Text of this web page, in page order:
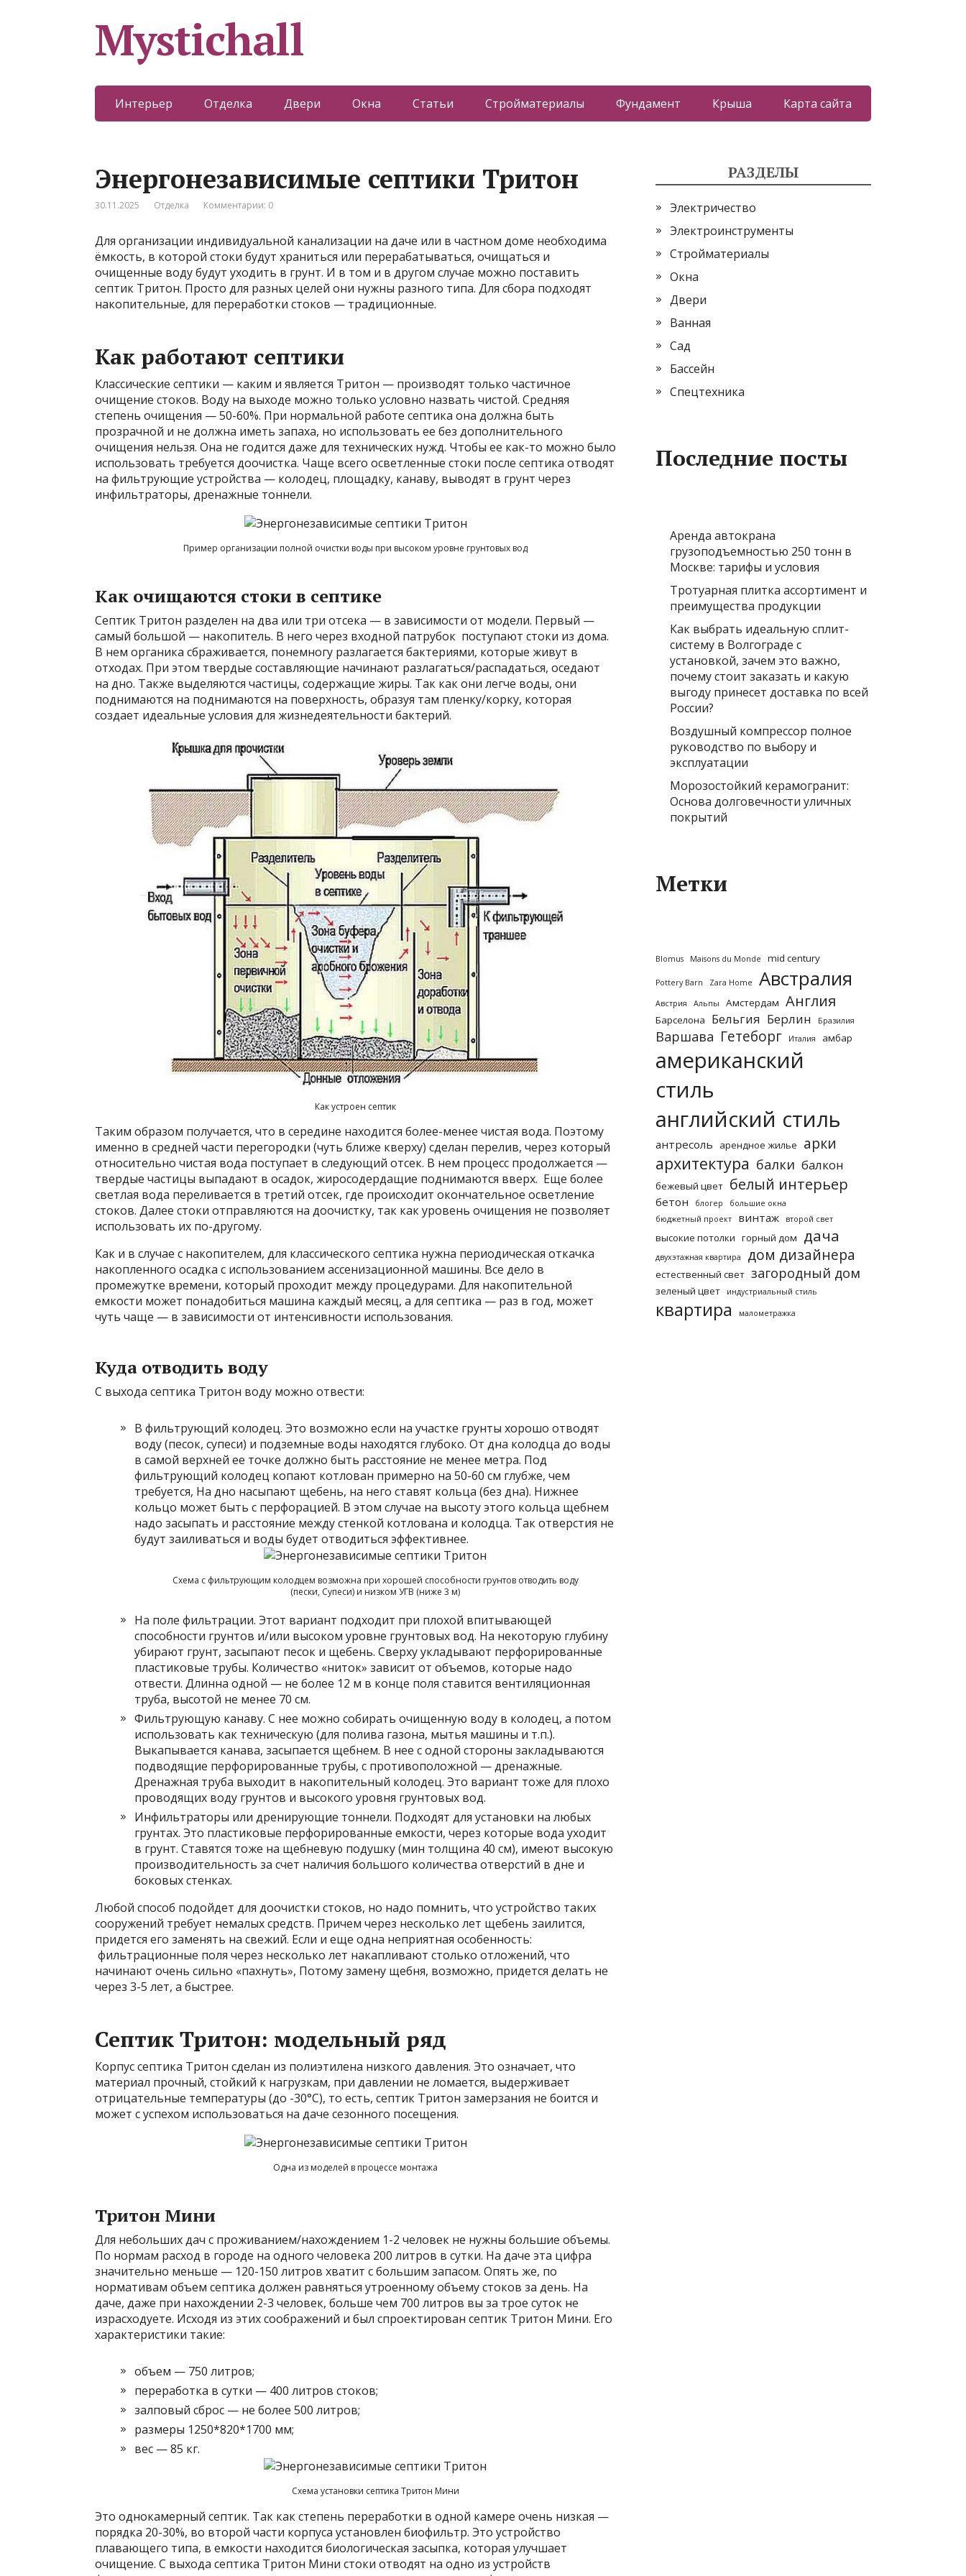
Mystichall
Интерьер Отделка Двери Окна Статьи Стройматериалы Фундамент Крыша Карта сайта
Энергонезависимые септики Тритон
30.11.2025 Отделка Комментарии: 0
Для организации индивидуальной канализации на даче или в частном доме необходима
ёмкость, в которой стоки будут храниться или перерабатываться, очищаться и
очищенные воду будут уходить в грунт. И в том и в другом случае можно поставить
септик Тритон. Просто для разных целей они нужны разного типа. Для сбора подходят
накопительные, для переработки стоков — традиционные.
Как работают септики
Классические септики — каким и является Тритон — производят только частичное
очищение стоков. Воду на выходе можно только условно назвать чистой. Средняя
степень очищения — 50-60%. При нормальной работе септика она должна быть
прозрачной и не должна иметь запаха, но использовать ее без дополнительного
очищения нельзя. Она не годится даже для технических нужд. Чтобы ее как-то можно было
использовать требуется доочистка. Чаще всего осветленные стоки после септика отводят
на фильтрующие устройства — колодец, площадку, канаву, выводят в грунт через
инфильтраторы, дренажные тоннели.
Пример организации полной очистки воды при высоком уровне грунтовых вод
Как очищаются стоки в септике
Септик Тритон разделен на два или три отсека — в зависимости от модели. Первый —
самый большой — накопитель. В него через входной патрубок поступают стоки из дома.
В нем органика сбраживается, понемногу разлагается бактериями, которые живут в
отходах. При этом твердые составляющие начинают разлагаться/распадаться, оседают
на дно. Также выделяются частицы, содержащие жиры. Так как они легче воды, они
поднимаются на поднимаются на поверхность, образуя там пленку/корку, которая
создает идеальные условия для жизнедеятельности бактерий.
Как устроен септик
Таким образом получается, что в середине находится более-менее чистая вода. Поэтому
именно в средней части перегородки (чуть ближе кверху) сделан перелив, через который
относительно чистая вода поступает в следующий отсек. В нем процесс продолжается —
твердые частицы выпадают в осадок, жиросодердащие поднимаются вверх. Еще более
светлая вода переливается в третий отсек, где происходит окончательное осветление
стоков. Далее стоки отправляются на доочистку, так как уровень очищения не позволяет
использовать их по-другому.
Как и в случае с накопителем, для классического септика нужна периодическая откачка
накопленного осадка с использованием ассенизационной машины. Все дело в
промежутке времени, который проходит между процедурами. Для накопительной
емкости может понадобиться машина каждый месяц, а для септика — раз в год, может
чуть чаще — в зависимости от интенсивности использования.
Куда отводить воду
С выхода септика Тритон воду можно отвести:
В фильтрующий колодец. Это возможно если на участке грунты хорошо отводят
воду (песок, супеси) и подземные воды находятся глубоко. От дна колодца до воды
в самой верхней ее точке должно быть расстояние не менее метра. Под
фильтрующий колодец копают котлован примерно на 50-60 см глубже, чем
требуется, На дно насыпают щебень, на него ставят кольца (без дна). Нижнее
кольцо может быть с перфорацией. В этом случае на высоту этого кольца щебнем
надо засыпать и расстояние между стенкой котлована и колодца. Так отверстия не
будут заиливаться и воды будет отводиться эффективнее.
Схема с фильтрующим колодцем возможна при хорошей способности грунтов отводить воду
(пески, Супеси) и низком УГВ (ниже 3 м)
На поле фильтрации. Этот вариант подходит при плохой впитывающей
способности грунтов и/или высоком уровне грунтовых вод. На некоторую глубину
убирают грунт, засыпают песок и щебень. Сверху укладывают перфорированные
пластиковые трубы. Количество «ниток» зависит от объемов, которые надо
отвести. Длинна одной — не более 12 м в конце поля ставится вентиляционная
труба, высотой не менее 70 см.
Фильтрующую канаву. С нее можно собирать очищенную воду в колодец, а потом
использовать как техническую (для полива газона, мытья машины и т.п.).
Выкапывается канава, засыпается щебнем. В нее с одной стороны закладываются
подводящие перфорированные трубы, с противоположной — дренажные.
Дренажная труба выходит в накопительный колодец. Это вариант тоже для плохо
проводящих воду грунтов и высокого уровня грунтовых вод.
Инфильтраторы или дренирующие тоннели. Подходят для установки на любых
грунтах. Это пластиковые перфорированные емкости, через которые вода уходит
в грунт. Ставятся тоже на щебневую подушку (мин толщина 40 см), имеют высокую
производительность за счет наличия большого количества отверстий в дне и
боковых стенках.
Любой способ подойдет для доочистки стоков, но надо помнить, что устройство таких
сооружений требует немалых средств. Причем через несколько лет щебень заилится,
придется его заменять на свежий. Если и еще одна неприятная особенность:
фильтрационные поля через несколько лет накапливают столько отложений, что
начинают очень сильно «пахнуть», Потому замену щебня, возможно, придется делать не
через 3-5 лет, а быстрее.
Септик Тритон: модельный ряд
Корпус септика Тритон сделан из полиэтилена низкого давления. Это означает, что
материал прочный, стойкий к нагрузкам, при давлении не ломается, выдерживает
отрицательные температуры (до -30°C), то есть, септик Тритон замерзания не боится и
может с успехом использоваться на даче сезонного посещения.
Одна из моделей в процессе монтажа
Тритон Мини
Для небольших дач с проживанием/нахождением 1-2 человек не нужны большие объемы.
По нормам расход в городе на одного человека 200 литров в сутки. На даче эта цифра
значительно меньше — 120-150 литров хватит с большим запасом. Опять же, по
нормативам объем септика должен равняться утроенному объему стоков за день. На
даче, даже при нахождении 2-3 человек, больше чем 700 литров вы за трое суток не
израсходуете. Исходя из этих соображений и был спроектирован септик Тритон Мини. Его
характеристики такие:
объем — 750 литров;
переработка в сутки — 400 литров стоков;
залповый сброс — не более 500 литров;
размеры 1250*820*1700 мм;
вес — 85 кг.
Схема установки септика Тритон Мини
Это однокамерный септик. Так как степень переработки в одной камере очень низкая —
порядка 20-30%, во второй части корпуса установлен биофильтр. Это устройство
плавающего типа, в емкости находится биологическая засыпка, которая улучшает
очищение. С выхода септика Тритон Мини стоки отводят на одно из устройств
РАЗДЕЛЫ
Электричество
Электроинструменты
Стройматериалы
Окна
Двери
Ванная
Сад
Бассейн
Спецтехника
Последние посты
Аренда автокрана
грузоподъемностью 250 тонн в
Москве: тарифы и условия
Тротуарная плитка ассортимент и
преимущества продукции
Как выбрать идеальную сплит-
систему в Волгограде с
установкой, зачем это важно,
почему стоит заказать и какую
выгоду принесет доставка по всей
России?
Воздушный компрессор полное
руководство по выбору и
эксплуатации
Морозостойкий керамогранит:
Основа долговечности уличных
покрытий
Метки
Blomus Maisons du Monde mid century
Pottery Barn Zara Home Австралия
Австрия Альпы Амстердам Англия
Барселона Бельгия Берлин Бразилия
Варшава Гетеборг Италия амбар
американский
стиль
английский стиль
антресоль арендное жилье арки
архитектура балки балкон
бежевый цвет белый интерьер
бетон блогер
большие окна
бюджетный проект
винтаж второй свет
высокие потолки горный дом дача
двухэтажная квартира дом дизайнера
естественный свет загородный дом
зеленый цвет индустриальный стиль
квартира малометражка